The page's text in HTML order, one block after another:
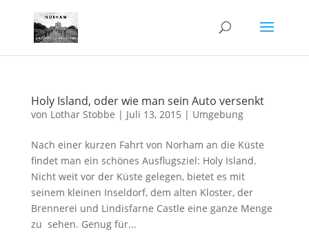
Holy Island, oder wie man sein Auto versenkt
von Lothar Stobbe | Juli 13, 2015 | Umgebung
Nach einer kurzen Fahrt von Norham an die Küste
findet man ein schönes Ausflugsziel: Holy Island.
Nicht weit vor der Küste gelegen, bietet es mit
seinem kleinen Inseldorf, dem alten Kloster, der
Brennerei und Lindisfarne Castle eine ganze Menge
zu sehen. Genug für...